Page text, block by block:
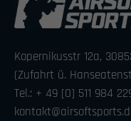
Kopernikusstr 12a,
(Zufahrt ü.
Tel.: + 49 [0] 511 984